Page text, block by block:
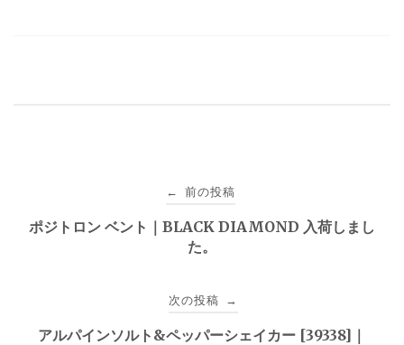
稿
← 前の投稿
ポジトロン ベント｜BLACK DIAMOND 入荷しまし
た。
次の投稿 →
アルパインソルト&ペッパーシェイカー [39338]｜